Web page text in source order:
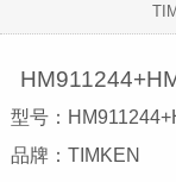
型号：
品牌：TIMKEN